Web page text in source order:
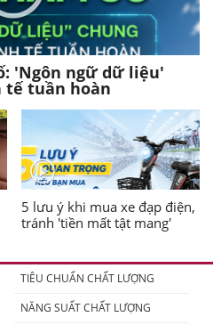
'Ngôn ngữ dữ liệu'
tế tuần hoàn
5 lưu ý khi mua xe đạp điện,
tránh 'tiền mất tật mang'
TIÊU CHUẨN CHẤT LƯỢNG
NĂNG SUẤT CHẤT LƯỢNG